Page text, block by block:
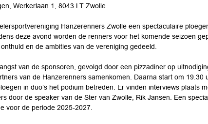
Werkerlaan 1, 8043 LT Zwolle
Hanzerenners Zwolle een spectaculaire
deze avond worden de renners voor het komende seizoen
en de ambities van de vereniging gedeeld.
van de sponsoren, gevolgd door een pizzadiner op
van de Hanzerenners samenkomen. Daarna start om 19.30
in duo’s het podium betreden. Er vinden interviews plaats
door de speaker van de Ster van Zwolle, Rik Jansen. Een
voor de periode 2025-2027.